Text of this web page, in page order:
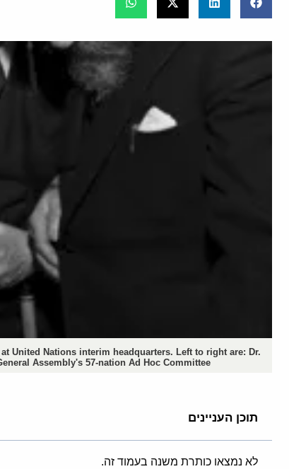
United Nations interim headquarters. Left to right are: Dr.
Assembly's 57-nation Ad Hoc Committee.
תוכן העניינים
לא נמצאו כותרת משנה בעמוד זה.